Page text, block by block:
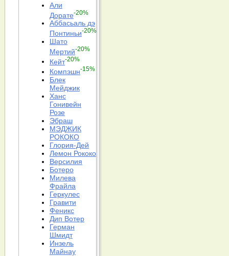
Али
Дорате-20%
Аббасьаль дэ
Понтиньи-20%
Шато
Мертий-20%
Кейт-20%
Компэшн-15%
Блек
Мейджик
Ханс
Гонивейн
Розе
Эбраш
МЭДЖИК
РОКОКО
Глория-Дей
Лемон Рококо
Версилия
Ботеро
Милева
Фрайла
Геркулес
Гравити
Феникс
Дип Вотер
Герман
Шмидт
Инзель
Майнау